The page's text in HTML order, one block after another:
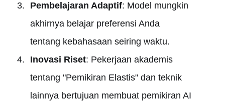
Pembelajaran Adaptif: Model mungkin
akhirnya belajar preferensi Anda
tentang kebahasaan seiring waktu.
Inovasi Riset: Pekerjaan akademis
tentang "Pemikiran Elastis" dan teknik
lainnya bertujuan membuat pemikiran AI